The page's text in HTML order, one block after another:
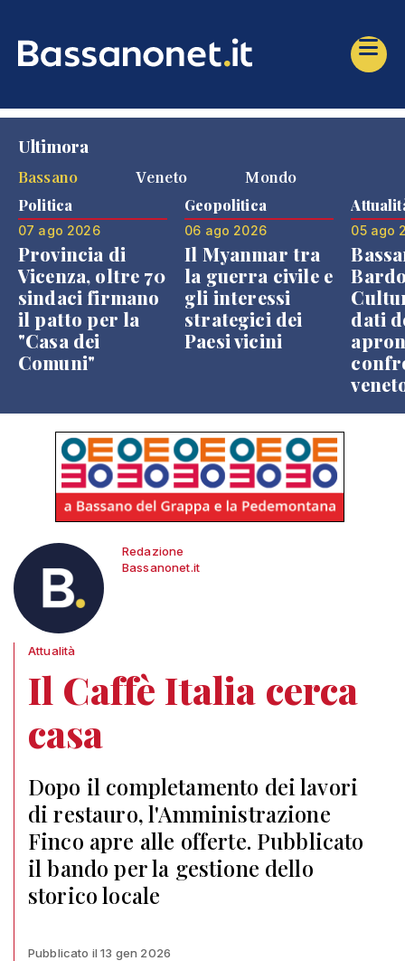
Ultimora
Bassano
Veneto Mondo
Politica
07 ago 2026
Provincia di
Vicenza, oltre 70
sindaci firmano
il patto per la
"Casa dei
Comuni"
Geopolitica
06 ago 2026
Il Myanmar tra
la guerra civile e
gli interessi
strategici dei
Paesi vicini
05 ago
dati
Redazione
Bassanonet.it
Attualità
Il Caffè Italia cerca
casa
Dopo il completamento dei lavori
di restauro, l'Amministrazione
Finco apre alle offerte. Pubblicato
il bando per la gestione dello
storico locale
Pubblicato il 13 gen 2026